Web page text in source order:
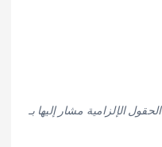
الحقول الإلزامية مشار إليها بـ